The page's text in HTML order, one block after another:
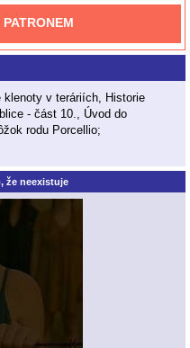
klenoty v teráriích, Historie
- část 10., Úvod do
rodu Porcellio;
že neexistuje